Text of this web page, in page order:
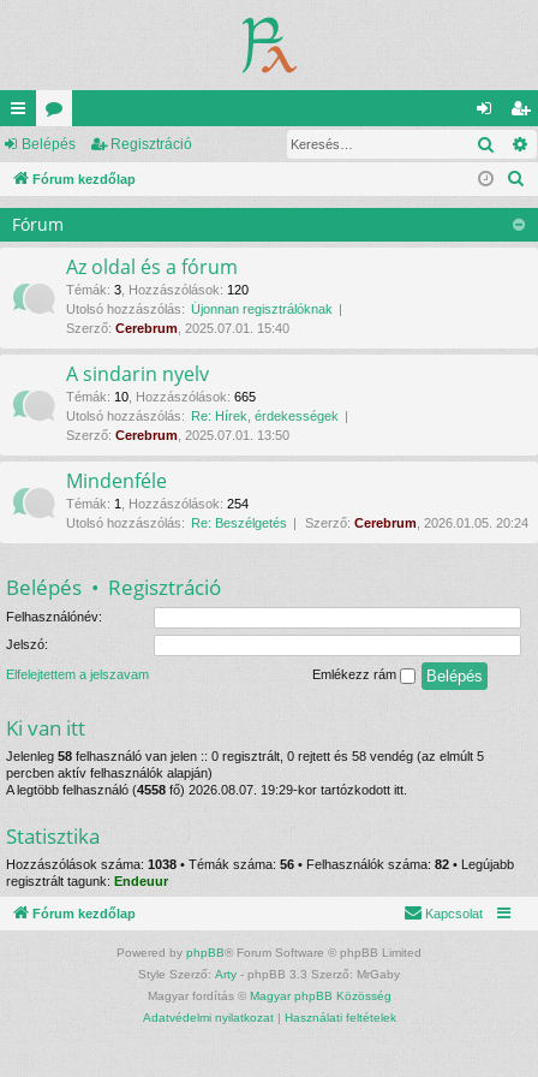
yo
rs
lin
ke
k
ór
u
ok
el
ép
eg
is
ztr
ác
Belépés Regisztráció
Fórum kezdőlap
Fórum
Az oldal és a fórum
Témák: 3 Hozzászólások: 120
Utolsó hozzászólás: Újonnan regisztrálóknak
Szerző: Cerebrum , 2025.07.01. 15:40
A sindarin nyelv
Témák: 10 Hozzászólások: 665
Utolsó hozzászólás: Re: Hírek, érdekességek
Szerző: Cerebrum , 2025.07.01. 13:50
Mindenféle
Témák: 1 Hozzászólások: 254
Utolsó hozzászólás: Re: Beszélgetés Szerző: Cerebrum , 2026.01.05. 20:24
Belépés • Regisztráció
Felhasználónév:
Jelszó:
Elfelejtettem a jelszavam Emlékezz rám
Ki van itt
Jelenleg 58 felhasználó van jelen :: 0 regisztrált, 0 rejtett és 58 vendég (az elmúlt 5
percben aktív felhasználók alapján)
A legtöbb felhasználó (4558 fő) 2026.08.07. 19:29-kor tartózkodott itt.
Statisztika
Hozzászólások száma: 1038 • Témák száma: 56 • Felhasználók száma: 82 • Legújabb
regisztrált tagunk: Endeuur
Fórum kezdőlap Kapcsolat
Powered by phpBB® Forum Software © phpBB Limited
Style Szerző: Arty - phpBB 3.3 Szerző: MrGaby
Magyar fordítás © Magyar phpBB Közösség
Adatvédelmi nyilatkozat| Használati feltételek